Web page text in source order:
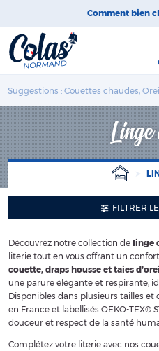
Comment bien
FILTRER
Découvrez notre collection de linge
literie tout en vous offrant un
couette, draps housse et taies
une parure élégante et respirante,
Disponibles dans plusieurs tailles
en France et labellisés OEKO-TEX®
douceur et respect de la santé
Complétez votre literie avec nos